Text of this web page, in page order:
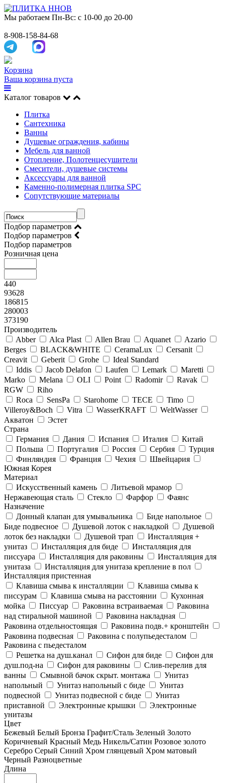
Мы работаем Пн-Вс: с 10-00 до 20-00
8-908-158-84-68
Корзина
Ваша корзина пуста
Каталог товаров
Плитка
Сантехника
Ванны
Душевые ограждения, кабины
Мебель для ванной
Отопление, Полотенцесушители
Смесители, душевые системы
Аксессуары для ванной
Каменно-полимерная плитка SPC
Сопутствующие материалы
Подбор параметров
Подбор параметров
Подбор параметров
Розничная цена
440
93628
186815
280003
373190
Производитель
Abber
Alca Plast Allen Brau Aquanet
Azario
Berges
BLACK&WHITE CeramaLux
Cersanit
Creavit
Geberit Grohe
Ideal Standard
Iddis
Jacob Delafon Laufen Lemark
Maretti
Marko
Melana OLI Point Radomir
Ravak
RGW
Riho
Roca
SensPa Starohome TECE
Timo
Villeroy&Boсh
Vitra WasserKRAFT
WeltWasser
Акватон
Эстет
Страна
Германия
Дания Испания Италия
Китай
Польша
Португалия Россия Сербия
Турция
Финляндия
Франция Чехия
Швейцария
Южная Корея
Материал
Искусственный камень
Литьевой мрамор
Нержавеющая сталь
Стекло Фарфор
Фаянс
Назначение
Донный клапан для умывальника
Биде напольное
Биде подвесное
Душевой лоток с накладкой
Душевой
лоток без накладки
Душевой трап
Инсталляция +
унитаз
Инсталляция для биде
Инсталляция для
писсуара
Инсталляция для раковины
Инсталляция для
унитаза
Инсталляция для унитаза крепление в пол
Инсталляция пристенная
Клавиша смыва к инсталляции
Клавиша смыва к
писсурам
Клавиша смыва на расстоянии
Кухонная
мойка
Писсуар Раковина встраиваемая
Раковина
над стиральной машиной
Раковина накладная
Раковина отдельностоящая
Раковина подв.+ кронштейн
Раковина подвесная
Раковина с полупьедесталом
Раковина с пьедесталом
Решетка на душ.канал
Сифон для биде
Сифон для
душ.под-на
Сифон для раковины
Слив-перелив для
ванны
Смывной бачок скрыт. монтажа
Унитаз
напольный
Унитаз напольный с биде
Унитаз
подвесной
Унитаз подвесной с биде
Унитаз
приставной
Электронные крышки
Электронные
унитазы
Цвет
Бежевый Белый Бронза Графит/Сталь Зеленый Золото
Коричневый Красный Медь Никель/Сатин Розовое золото
Серебро Серый Синий Хром глянцевый Хром матовый
Черный Разноцветные
Длина